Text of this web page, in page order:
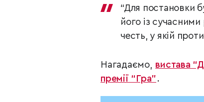
“Для постановки
його із
честь, у якій
Нагадаємо, вистава
премії “Гра” .